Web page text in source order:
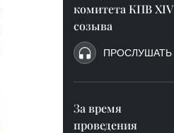
комитета КПВ XIV
созыва
ПРОСЛУШАТЬ
За время
проведения